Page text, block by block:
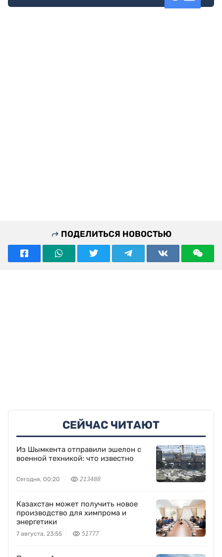
ПОДЕЛИТЬСЯ НОВОСТЬЮ
СЕЙЧАС ЧИТАЮТ
Из Шымкента отправили эшелон с
военной техникой: что известно
Сегодня, 00:20 213488
Казахстан может получить новое
производство для химпрома и
энергетики
7 августа, 23:55 51777